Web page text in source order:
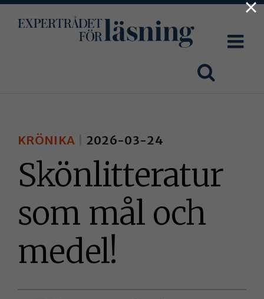
KRÖNIKA 2026-03-24
Skönlitteratur
som mål och
medel!
×